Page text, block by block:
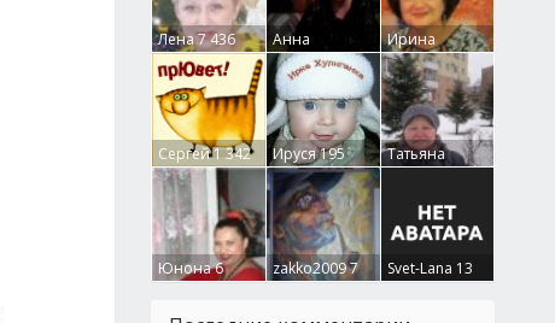
Лена7 436
Анна
Гумлевая0
Ирина
Бруцкая41
Сергей1 342 Ируся195
Татьяна
Крючкова0
Юнона6 zakko20097 Svet-Lana 13